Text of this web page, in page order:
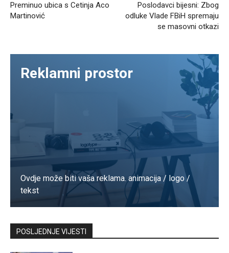
Preminuo ubica s Cetinja Aco
Martinović
Poslodavci bijesni: Zbog
odluke Vlade FBiH spremaju
se masovni otkazi
Reklamni prostor
Ovdje može biti vaša reklama. animacija / logo /
tekst
Kontaktirajte nas
POSLJEDNJE VIJESTI